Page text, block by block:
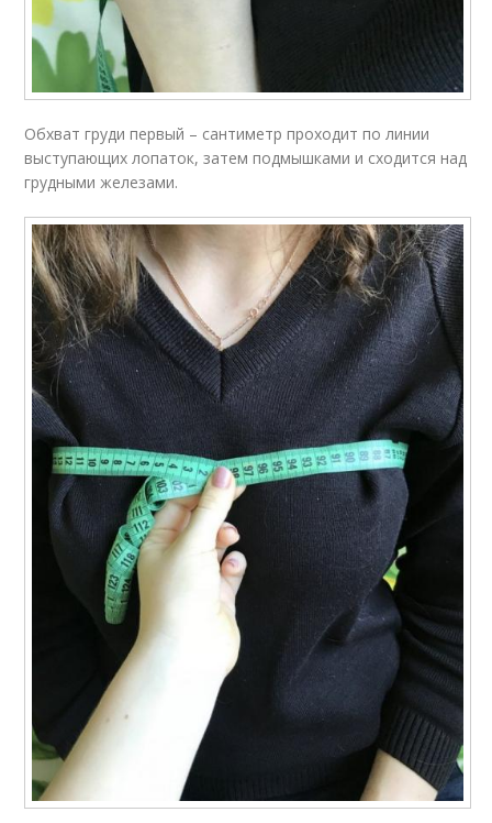
Обхват груди первый – сантиметр проходит по линии
выступающих лопаток, затем подмышками и сходится над
грудными железами.